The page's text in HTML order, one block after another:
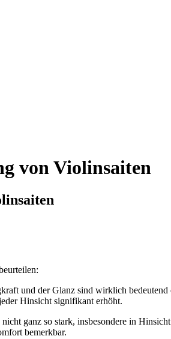
von Violinsaiten
und der Glanz sind wirklich
Hinsicht signifikant erhöht.
ganz so stark, insbesondere in
bemerkbar.